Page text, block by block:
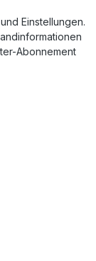
Einstellungen.
Abonnement